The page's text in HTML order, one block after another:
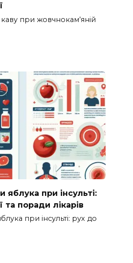
при жовчнокам’яній
яблука при інсульті:
та поради лікарів
при інсульті: рух до